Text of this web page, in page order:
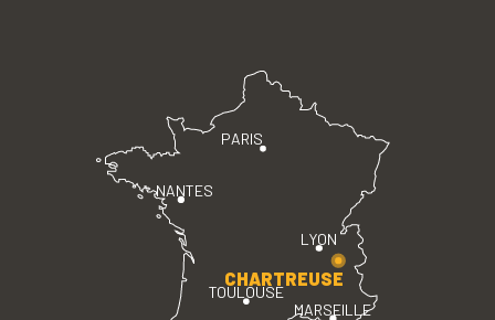
PARIS
LYON
TOULOUSE
MARSEILLE
NANTES
CHARTREUSE